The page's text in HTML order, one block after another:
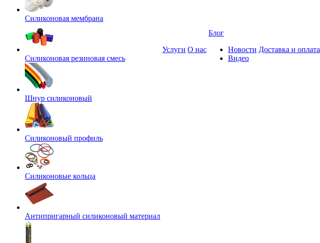
Силиконовая мембрана
Силиконовая резиновая смесь
Шнур силиконовый
Силиконовый профиль
Силиконовые кольца
Антипригарный силиконовый материал
Услуги О нас
Блог
Новости
Видео
Доставка и оплата